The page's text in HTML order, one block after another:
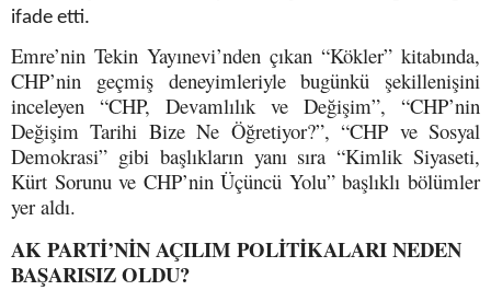
ifade etti.
Emre’nin Tekin Yayınevi’nden çıkan “Kökler” kitabında,
CHP’nin geçmiş deneyimleriyle bugünkü şekillenişini
inceleyen “CHP, Devamlılık ve Değişim”, “CHP’nin
Değişim Tarihi Bize Ne Öğretiyor?”, “CHP ve Sosyal
Demokrasi” gibi başlıkların yanı sıra “Kimlik Siyaseti,
Kürt Sorunu ve CHP’nin Üçüncü Yolu” başlıklı bölümler
yer aldı.
AK PARTİ’NİN AÇILIM POLİTİKALARI NEDEN
BAŞARISIZ OLDU?